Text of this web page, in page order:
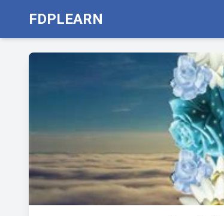
FDPLEARN